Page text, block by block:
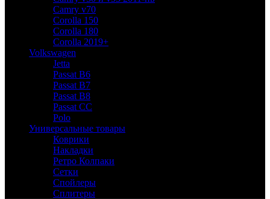
Camry v70
Corolla 150
Corolla 180
Corolla 2019+
Volkswagen
Jetta
Passat B6
Passat B7
Passat B8
Passat CC
Polo
Универсальные товары
Коврики
Накладки
Ретро Колпаки
Сетки
Спойлеры
Сплитеры